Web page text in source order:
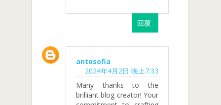
回覆
antosofia
2024年4月2日 晚上7:33
Many thanks to the
brilliant blog creator! Your